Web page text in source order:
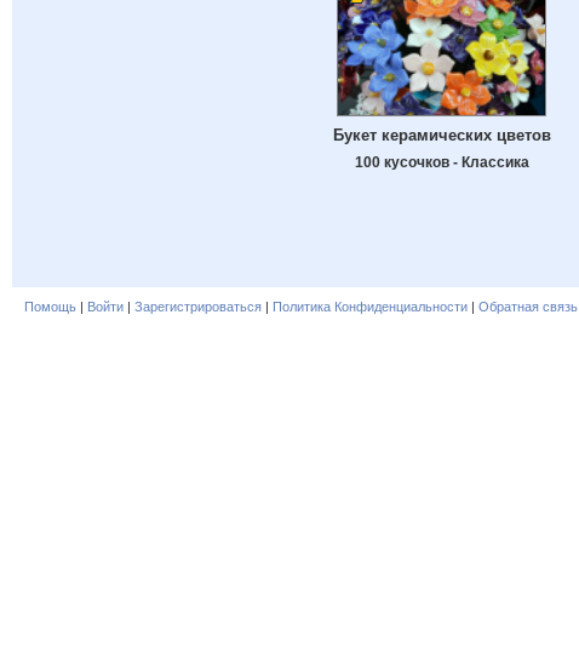
Букет керамических цветов
100 кусочков - Классика
Помощь | Войти | Зарегистрироваться | Политика Конфиденциальности | Обратная связь